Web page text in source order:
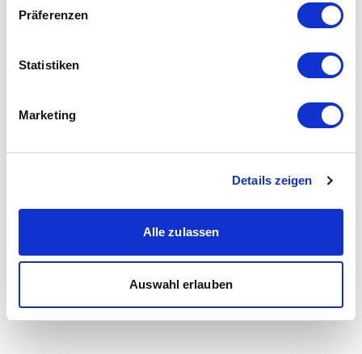
Präferenzen
Statistiken
Marketing
Details zeigen
Alle zulassen
Auswahl erlauben